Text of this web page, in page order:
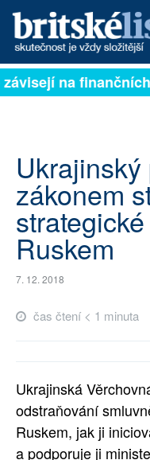
PŘIHLÁSIT
ARCHIV
ROZHOVORY
TÉMATA
RUBRIKY
PLNÁ VERZE STRÁNEK
na
zákonem
Ruskem
7. 12. 2018
čas čtení < 1 minuta
Ukrajinská
odstraňování
Ruskem, jak ji
a podporuje ji